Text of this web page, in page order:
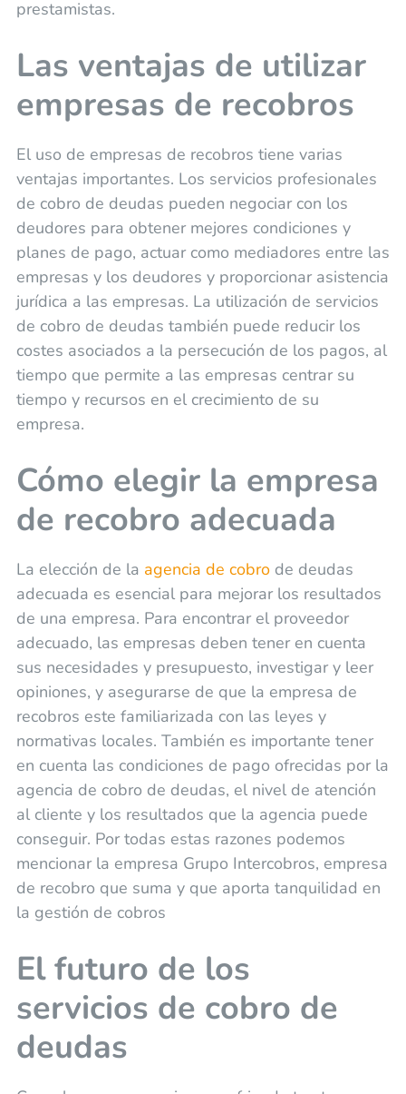
prestamistas.
Las ventajas de utilizar
empresas de recobros
El uso de empresas de recobros tiene varias
ventajas importantes. Los servicios profesionales
de cobro de deudas pueden negociar con los
deudores para obtener mejores condiciones y
planes de pago, actuar como mediadores entre las
empresas y los deudores y proporcionar asistencia
jurídica a las empresas. La utilización de servicios
de cobro de deudas también puede reducir los
costes asociados a la persecución de los pagos, al
tiempo que permite a las empresas centrar su
tiempo y recursos en el crecimiento de su
empresa.
Cómo elegir la empresa
de recobro adecuada
La elección de la agencia de cobrode deudas
adecuada es esencial para mejorar los resultados
de una empresa. Para encontrar el proveedor
adecuado, las empresas deben tener en cuenta
sus necesidades y presupuesto, investigar y leer
opiniones, y asegurarse de que la empresa de
recobros este familiarizada con las leyes y
normativas locales. También es importante tener
en cuenta las condiciones de pago ofrecidas por la
agencia de cobro de deudas, el nivel de atención
al cliente y los resultados que la agencia puede
conseguir. Por todas estas razones podemos
mencionar la empresa Grupo Intercobros, empresa
de recobro que suma y que aporta tanquilidad en
la gestión de cobros
El futuro de los
servicios de cobro de
deudas